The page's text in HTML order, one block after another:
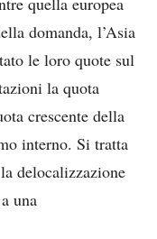
domanda, l’Asia
le loro quote sul
la quota
crescente della
interno. Si tratta
delocalizzazione
una